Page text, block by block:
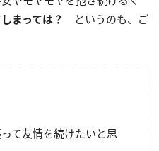
まっては？
というのも、ご
て友情を続けたいと思